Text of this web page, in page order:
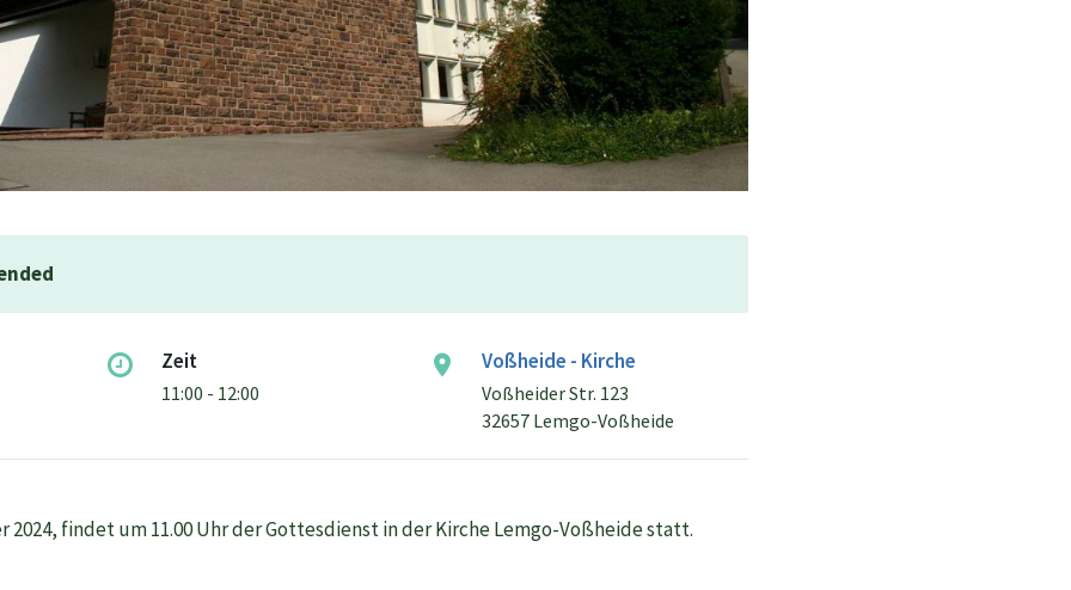
Zeit
11:00 - 12:00
Voßheide - Kirche
Voßheider Str. 123
32657 Lemgo-Voßheide
2024, findet um 11.00 Uhr der Gottesdienst in der Kirche Lemgo-Voßheide statt.